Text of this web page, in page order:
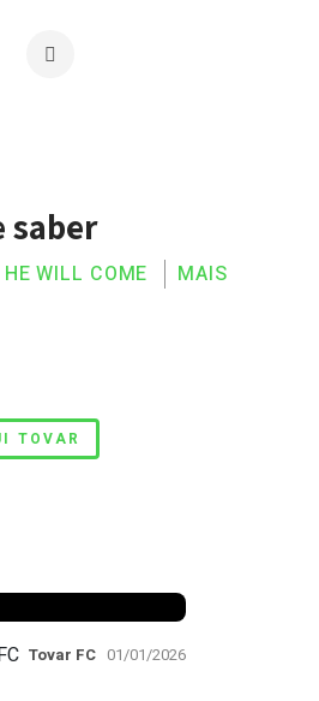
saber
WILL COME MAIS
TOVAR
Tovar FC 01/01/2026